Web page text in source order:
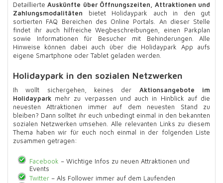
DetaillierteAuskünfte über Öffnungszeiten, Attraktionen und
Zahlungsmodalitäten bietet Holidaypark auch in den gut
sortierten FAQ Bereichen des Online Portals. An dieser Stelle
findet ihr auch hilfreiche Wegbeschreibungen, einen Parkplan
sowie Informationen für Besucher mit Behinderungen. Alle
Hinweise können dabei auch über die Holidaypark App aufs
eigene Smartphone oder Tablet geladen werden.
Holidaypark in den sozialen Netzwerken
Ih wollt sichergehen, keines der Aktionsangebote im
Holidaypark mehr zu verpassen und auch in Hinblick auf die
neuesten Attraktionen immer auf dem neuesten Stand zu
bleiben? Dann solltet ihr euch unbedingt einmal in den bekannten
sozialen Netzwerken umsehen. Alle relevanten Links zu diesem
Thema haben wir für euch noch einmal in der folgenden Liste
zusammen getragen:
Facebook – Wichtige Infos zu neuen Attraktionen und
Events
Twitter– Als Follower immer auf dem Laufenden